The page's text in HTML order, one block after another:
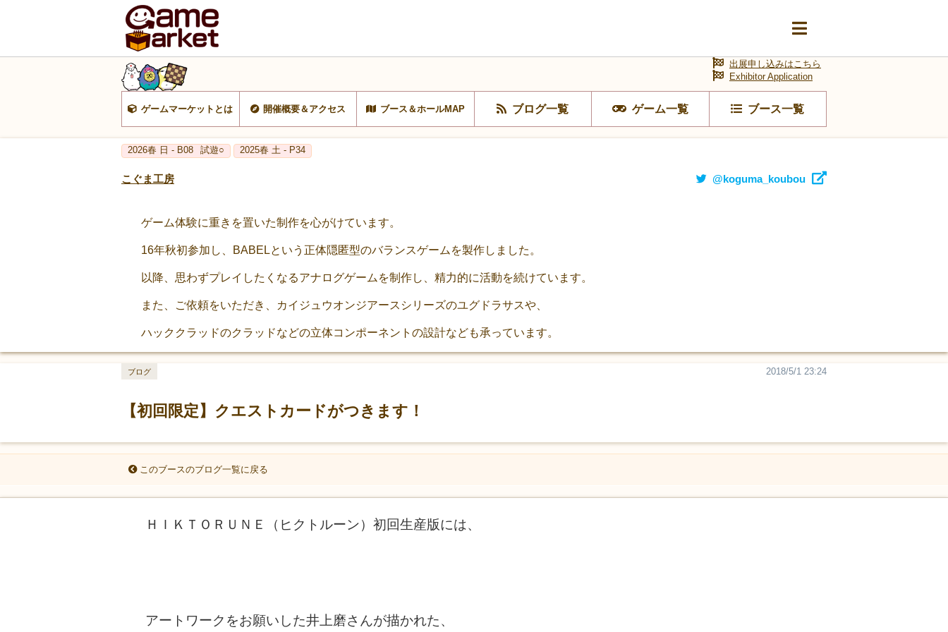
ゲームマーケットとは 開催概要＆アクセス ブース＆ホールMAP ブログ一覧 ゲーム一覧 ブース一覧
出展申し込みはこちら
Exhibitor Application
2026春 日 - B08 試遊○ 2025春 土 - P34
こぐま工房 @koguma_koubou
ゲーム体験に重きを置いた制作を心がけています。
16年秋初参加し、BABELという正体隠匿型のバランスゲームを製作しました。
以降、思わずプレイしたくなるアナログゲームを制作し、精力的に活動を続けています。
また、ご依頼をいただき、カイジュウオンジアースシリーズのユグドラサスや、
ハッククラッドのクラッドなどの立体コンポーネントの設計なども承っています。
【初回限定】クエストカードがつきます！
2018/5/1 23:24
ブログ
このブースのブログ一覧に戻る
ＨＩＫＴＯＲＵＮＥ（ヒクトルーン）初回生産版には、
アートワークをお願いした井上磨さんが描かれた、